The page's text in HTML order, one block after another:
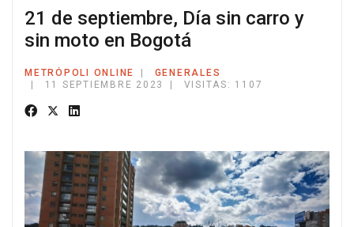
21 de septiembre, Día sin carro y
sin moto en Bogotá
METRÓPOLI ONLINE
GENERALES
11 SEPTIEMBRE 2023
VISITAS: 1107